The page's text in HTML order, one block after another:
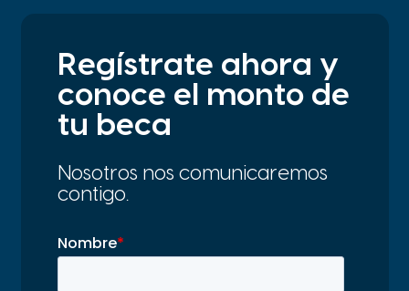
Regístrate ahora y
conoce el monto de
tu beca
Nosotros nos comunicaremos
contigo.